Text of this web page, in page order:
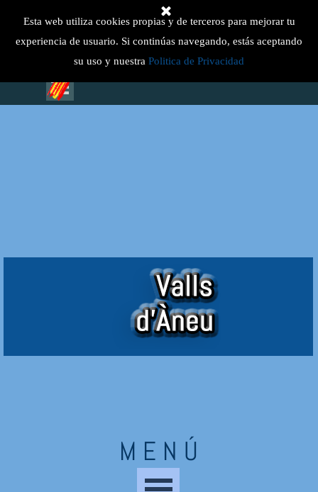
Esta web utiliza cookies propias y de terceros para mejorar tu
experiencia de usuario. Si continúas navegando, estás aceptando
su uso y nuestra Politica de Privacidad
Saltar menú
Select Language
M E N Ú